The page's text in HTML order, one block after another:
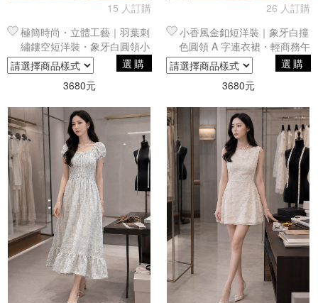
15 人訂購
極簡時尚・立體工藝｜羽葉刺
繡鏤空短洋裝・象牙白圓領小
禮服
選購
3680元
26 人訂購
小香風金釦短洋裝｜象牙白撞
色圓領 A 字連衣裙・輕商務午
茶款
選購
3680元